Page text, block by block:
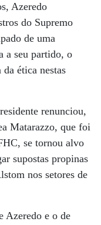
Azeredo
do Supremo
de uma
a seu partido, o
ética nestas
renunciou,
Matarazzo, que foi
se tornou alvo
supostas propinas
nos setores de
Azeredo e o de